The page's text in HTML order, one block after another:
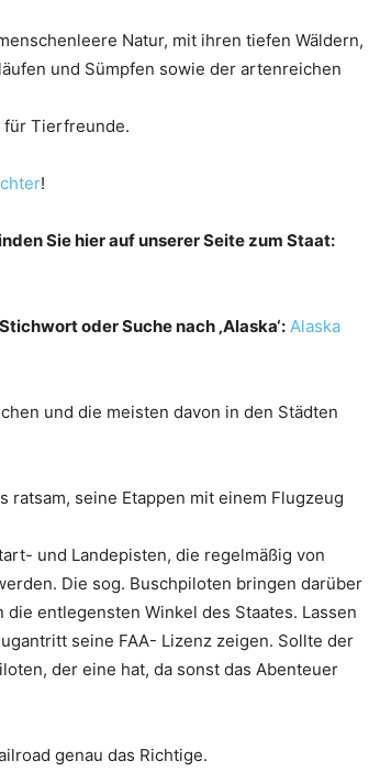
Natur, mit ihren tiefen Wäldern,
und Sümpfen sowie der artenreichen
für Tierfreunde.
!
Sie hier auf unserer Seite zum Staat:
oder Suche nach ‚Alaska‘: Alaska
und die meisten davon in den Städten
ratsam, seine Etappen mit einem Flugzeug
und Landepisten, die regelmäßig von
Die sog. Buschpiloten bringen darüber
entlegensten Winkel des Staates. Lassen
seine FAA- Lizenz zeigen. Sollte der
der eine hat, da sonst das Abenteuer
genau das Richtige.